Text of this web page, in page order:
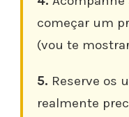
começar um
(vou te
5. Reserve os
realmente